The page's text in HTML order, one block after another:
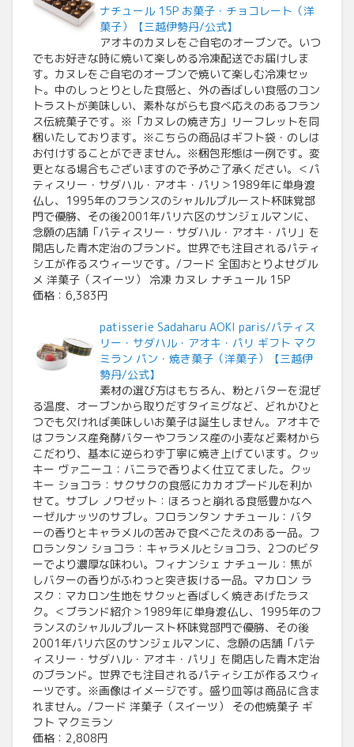
ナチュール 15P お菓子・チョコレート（洋
菓子）【三越伊勢丹/公式】
アオキのカヌレをご自宅のオーブンで。いつ
でもお好きな時に焼いて楽しめる冷凍配送でお届けしま
す。カヌレをご自宅のオーブンで焼いて楽しむ冷凍セッ
ト。中のしっとりとした食感と、外の香ばしい食感のコン
トラストが美味しい、素朴ながらも食べ応えのあるフラン
ス伝統菓子です。※「カヌレの焼き方」リーフレットを同
梱いたしております。※こちらの商品はギフト袋・のしは
お付けすることができません。※梱包形態は一例です。変
更となる場合もございますので予めご了承ください。＜パ
ティスリー・サダハル・アオキ・パリ＞1989年に単身渡
仏し、1995年のフランスのシャルルプルースト杯味覚部
門で優勝、その後2001年パリ六区のサンジェルマンに、
念願の店舗「パティスリー・サダハル・アオキ・パリ」を
開店した青木定治のブランド。世界でも注目されるパティ
シエが作るスウィーツです。/フード 全国おとりよせグル
メ 洋菓子（スイーツ） 冷凍 カヌレ ナチュール 15P
価格：6,383円
patisserie Sadaharu AOKI paris/パティス
リー・サダハル・アオキ・パリ ギフト マク
ミラン パン・焼き菓子（洋菓子）【三越伊
勢丹/公式】
素材の選び方はもちろん、粉とバターを混ぜ
る温度、オーブンから取りだすタイミグなど、どれかひと
つでも欠ければ美味しいお菓子は誕生しません。アオキで
はフランス産発酵バターやフランス産の小麦など素材から
こだわり、基本に逆らわず丁寧に焼き上げています。クッ
キー ヴァニーユ：バニラで香りよく仕立てました。クッ
キー ショコラ：サクサクの食感にカカオプードルを利か
せて。サブレ ノワゼット：ほろっと崩れる食感豊かなヘ
ーゼルナッツのサブレ。フロランタン ナチュール：バタ
ーの香りとキャラメルの苦みで食べごたえのある一品。フ
ロランタン ショコラ：キャラメルとショコラ、2つのビタ
ーでより濃厚な味わい。フィナンシェ ナチュール：焦が
しバターの香りがふわっと突き抜ける一品。マカロン ラ
スク：マカロン生地をサクッと香ばしく焼きあげたラス
ク。＜ブランド紹介＞1989年に単身渡仏し、1995年のフ
ランスのシャルルプルースト杯味覚部門で優勝、その後
2001年パリ六区のサンジェルマンに、念願の店舗「パテ
ィスリー・サダハル・アオキ・パリ」を開店した青木定治
のブランド。世界でも注目されるパティシエが作るスウィ
ーツです。※画像はイメージです。盛り皿等は商品に含ま
れません。/フード 洋菓子（スイーツ） その他焼菓子 ギ
フト マクミラン
価格：2,808円